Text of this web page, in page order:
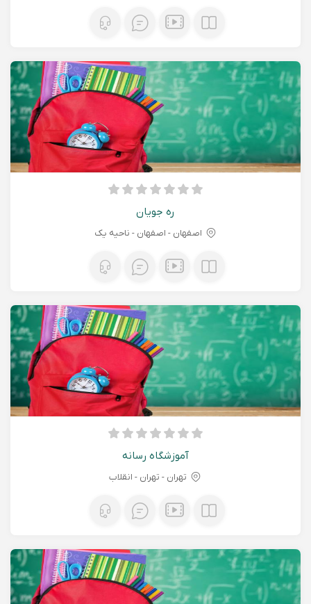
ره جویان
اصفهان - اصفهان - ناحیه یک
آموزشگاه رسانه
تهران - تهران - انقلاب